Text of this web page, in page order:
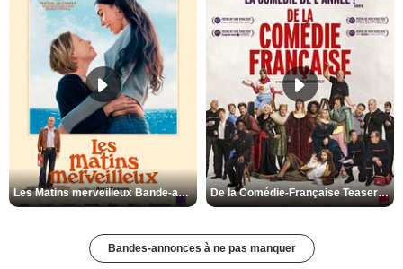
Les Matins merveilleux Bande-annonce VF De la Comédie-Française Teaser VF
Bandes-annonces à ne pas manquer